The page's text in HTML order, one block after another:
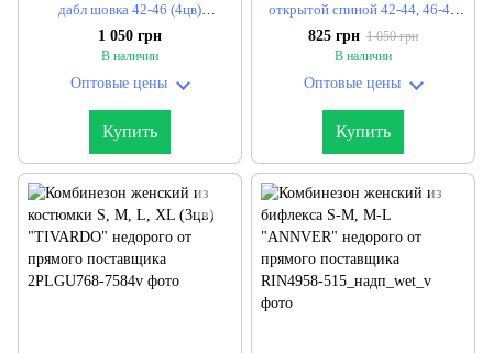
дабл шовка 42-46 (4цв)
"CRYSTAL BRAND" недорого
от прямого поставщика
1 050 грн
В наличии
Оптовые цены
Купить
открытой спиной 42-44, 46-48
(3цв) "LILBRAND" недорого от
прямого поставщика
825 грн 1 050 грн
В наличии
Оптовые цены
Купить